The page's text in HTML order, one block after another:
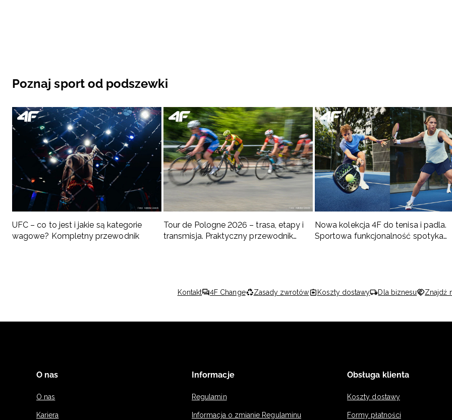
Poznaj sport od podszewki
UFC – co to jest i jakie są kategorie
wagowe? Kompletny przewodnik
Tour de Pologne 2026 – trasa, etapy i
transmisja. Praktyczny przewodnik
Nowa kolekcja 4F do tenisa i padla.
Sportowa funkcjonalność spotyka
Kontakt 4F Change Zasady zwrotów Koszty dostawy Dla biznesu Znajdź
O nas
O nas
Kariera
Informacje
Regulamin
Informacja o zmianie Regulaminu
Obsługa klienta
Koszty dostawy
Formy płatności